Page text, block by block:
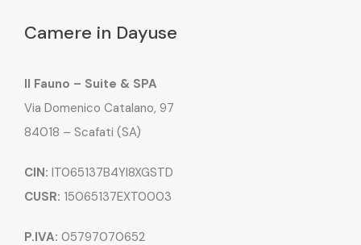
Camere in Dayuse
Il Fauno – Suite & SPA
Via Domenico Catalano, 97
84018 – Scafati (SA)
CIN: IT065137B4YI8XGSTD
CUSR: 15065137EXT0003
P.IVA: 05797070652